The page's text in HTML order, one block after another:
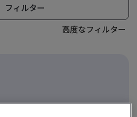
フィルター
高度なフィルター